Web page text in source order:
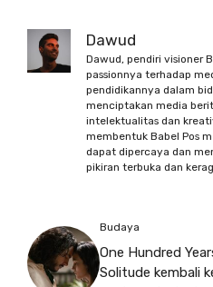
Dawud
Dawud, pendiri visioner
passionnya terhadap
pendidikannya dalam
menciptakan media
intelektualitas dan
membentuk Babel Pos
dapat dipercaya dan
pikiran terbuka dan
Budaya
One Hundred
Solitude kembali